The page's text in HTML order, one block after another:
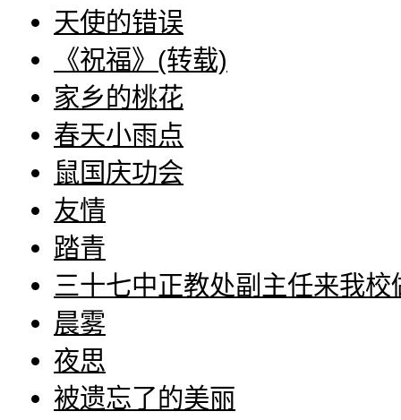
天使的错误
《祝福》(转载)
家乡的桃花
春天小雨点
鼠国庆功会
友情
踏青
三十七中正教处副主任来我校
晨雾
夜思
被遗忘了的美丽